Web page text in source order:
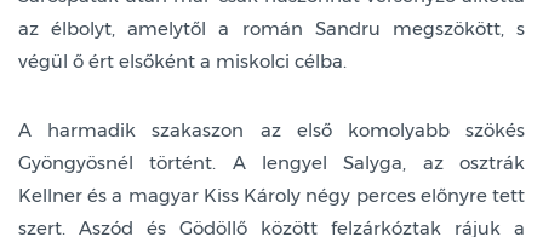
az élbolyt, amelytől a román Sandru megszökött, s
végül ő ért elsőként a miskolci célba.
A harmadik szakaszon az első komolyabb szökés
Gyöngyösnél történt. A lengyel Salyga, az osztrák
Kellner és a magyar Kiss Károly négy perces előnyre tett
szert. Aszód és Gödöllő között felzárkóztak rájuk a